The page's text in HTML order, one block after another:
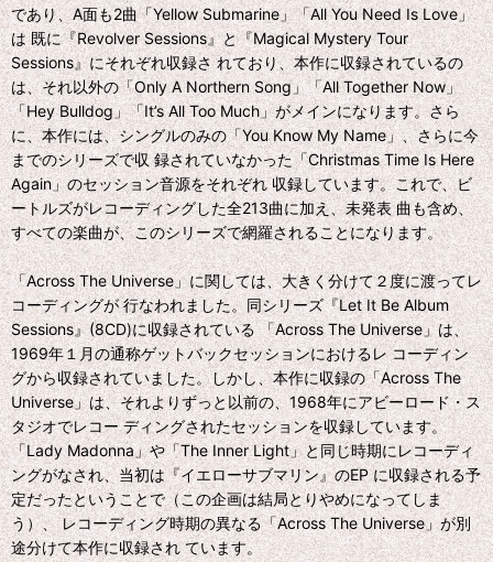
であり、A面も2曲「Yellow Submarine」「All You Need Is Love」
は 既に『Revolver Sessions』と『Magical Mystery Tour
Sessions』にそれぞれ収録さ れており、本作に収録されているの
は、それ以外の「Only A Northern Song」「All Together Now」
「Hey Bulldog」「It’s All Too Much」がメインになります。さら
に、本作には、シングルのみの「You Know My Name」、さらに今
までのシリーズで収 録されていなかった「Christmas Time Is Here
Again」のセッション音源をそれぞれ 収録しています。これで、ビ
ートルズがレコーディングした全213曲に加え、未発表 曲も含め、
すべての楽曲が、このシリーズで網羅されることになります。
「Across The Universe」に関しては、大きく分けて２度に渡ってレ
コーディングが 行なわれました。同シリーズ『Let It Be Album
Sessions』(8CD)に収録されている 「Across The Universe」は、
1969年１月の通称ゲットバックセッションにおけるレ コーディン
グから収録されていました。しかし、本作に収録の「Across The
Universe」は、それよりずっと以前の、1968年にアビーロード・ス
タジオでレコー ディングされたセッションを収録しています。
「Lady Madonna」や「The Inner Light」と同じ時期にレコーディ
ングがなされ、当初は『イエローサブマリン』のEP に収録される予
定だったということで（この企画は結局とりやめになってしま
う）、 レコーディング時期の異なる「Across The Universe」が別
途分けて本作に収録され ています。